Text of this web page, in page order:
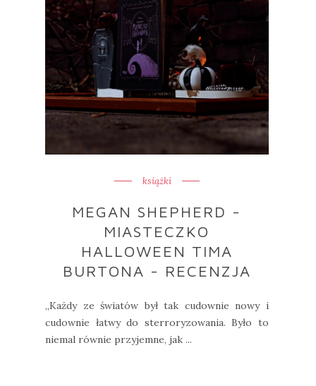
książki
MEGAN SHEPHERD -
MIASTECZKO
HALLOWEEN TIMA
BURTONA - RECENZJA
„Każdy ze światów był tak cudownie nowy i
cudownie łatwy do sterroryzowania. Było to
niemal równie przyjemne, jak ...